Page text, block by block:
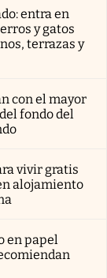
entra en
y gatos
terrazas y
con el mayor
fondo del
vivir gratis
alojamiento
en papel